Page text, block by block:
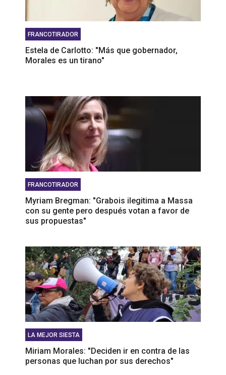
FRANCOTIRADOR
Estela de Carlotto: "Más que gobernador,
Morales es un tirano"
FRANCOTIRADOR
Myriam Bregman: "Grabois ilegitima a Massa
con su gente pero después votan a favor de
sus propuestas"
LA MEJOR SIESTA
Miriam Morales: "Deciden ir en contra de las
personas que luchan por sus derechos"